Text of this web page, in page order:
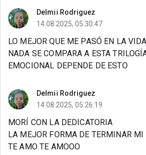
Delmii Rodriguez
14.08.2025, 05:30:47
LO MEJOR QUE ME PASÓ EN LA
NADA SE COMPARA A ESTA
EMOCIONAL DEPENDE DE ESTO
Delmii Rodriguez
14.08.2025, 05:26:19
MORÍ CON LA DEDICATORIA
LA MEJOR FORMA DE TERMINAR MI
TE AMO TE AMOOO